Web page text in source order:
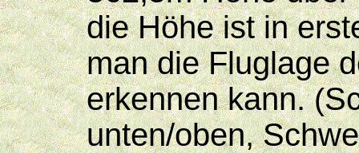
die Höhe ist in
man die Fluglage
erkennen kann.(
unten/oben,